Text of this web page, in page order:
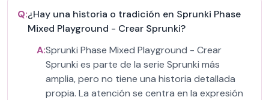
Q:¿Hay una historia o tradición en Sprunki Phase
Mixed Playground - Crear Sprunki?
A:Sprunki Phase Mixed Playground - Crear
Sprunki es parte de la serie Sprunki más
amplia, pero no tiene una historia detallada
propia. La atención se centra en la expresión